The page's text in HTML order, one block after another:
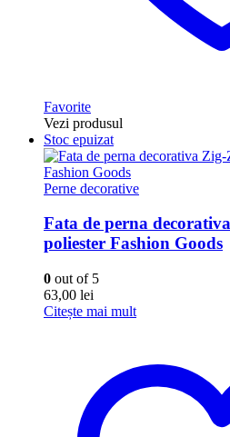
Favorite
Vezi produsul
Stoc epuizat
Perne decorative
Fata de perna
poliester Fashion Goods
0 out of 5
63,00 lei
Citește mai mult